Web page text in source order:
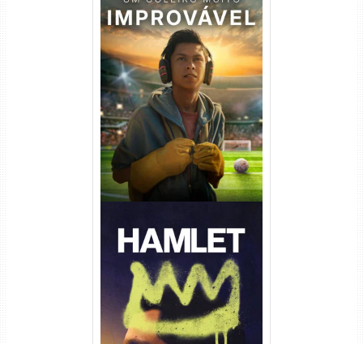
Um Goleiro Muito Improvável
Torrent (2026) WEB-DL 1080p
Dual Áudio
Hamlet Torrent (2026) WEB-
DL 1080p Dual Áudio